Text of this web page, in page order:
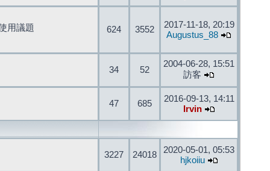
用議題
624 3552
2017-11-18, 20:19
Augustus_88
34 52
2004-06-28, 15:51
訪客
47 685
2016-09-13, 14:11
Irvin
3227 24018
2020-05-01, 05:53
hjkoiiu